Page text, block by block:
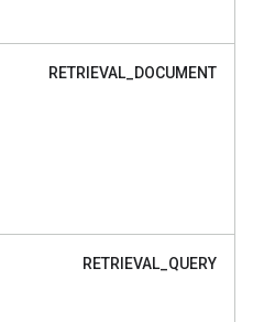
RETRIEVAL_DOCUMENT
RETRIEVAL_QUERY